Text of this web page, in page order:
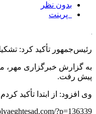
بدون نظر
پرینت
رئیس‌جمهور تأکید کرد: تشکیل سازمان بهینه‌سازی طبق ماده ۴۶
به گزارش خبرگزاری مهر،
پیش رفت.
وی افزود: از ابتدا تأکید کردم باید بر
?p=136339